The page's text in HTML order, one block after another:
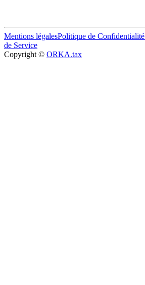
Mentions légalesPolitique de Confidentialité
de Service
Copyright © ORKA.tax